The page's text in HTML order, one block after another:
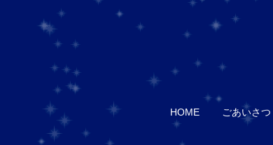
HOME ごあいさつ